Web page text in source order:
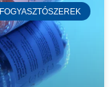
FOGYASZTÓSZEREK